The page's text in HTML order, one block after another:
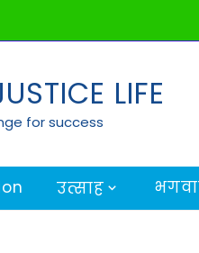
LIFE
for success
उत्साह